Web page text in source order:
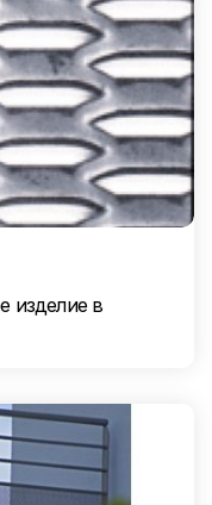
изделие в